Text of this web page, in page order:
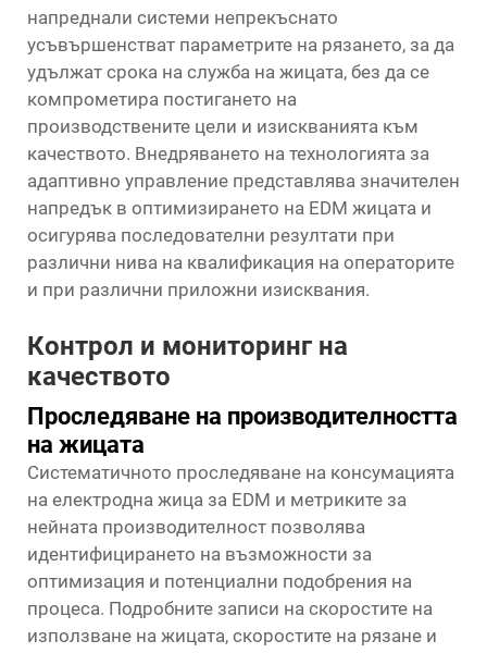
напреднали системи непрекъснато
усъвършенстват параметрите на рязането, за да
удължат срока на служба на жицата, без да се
компрометира постигането на
производствените цели и изискванията към
качеството. Внедряването на технологията за
адаптивно управление представлява значителен
напредък в оптимизирането на EDM жицата и
осигурява последователни резултати при
различни нива на квалификация на операторите
и при различни приложни изисквания.
Контрол и мониторинг на
качеството
Проследяване на производителността
на жицата
Систематичното проследяване на консумацията
на електродна жица за EDM и метриките за
нейната производителност позволява
идентифицирането на възможности за
оптимизация и потенциални подобрения на
процеса. Подробните записи на скоростите на
използване на жицата, скоростите на рязане и